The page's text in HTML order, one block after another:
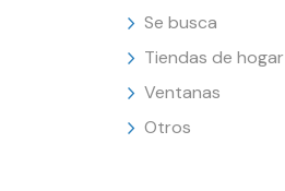
Se busca
Tiendas de hogar
Ventanas
Otros